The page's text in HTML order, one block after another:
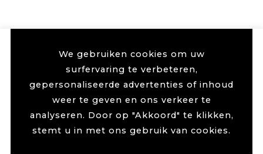
We gebruiken cookies om uw
surfervaring te verbeteren,
gepersonaliseerde advertenties of inhoud
weer te geven en ons verkeer te
analyseren. Door op "Akkoord" te klikken,
stemt u in met ons gebruik van cookies.